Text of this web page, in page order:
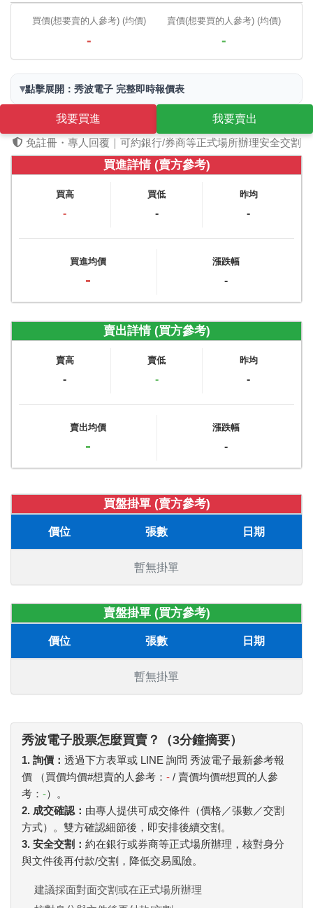
買價(想要賣的人參考) (均價)
-
賣價(想要買的人參考) (均價)
-
▾點擊展開：秀波電子 完整即時報價表
我要買進
我要賣出
免註冊・專人回覆｜可約銀行/券商等正式場所辦理安全交割
買進詳情 (賣方參考)
買高
-
買低
-
昨均
-
買進均價
-
漲跌幅
-
賣出詳情 (買方參考)
賣高
-
賣低
-
昨均
-
賣出均價
-
漲跌幅
-
買盤掛單 (賣方參考)
價位 張數 日期
暫無掛單
賣盤掛單 (買方參考)
價位 張數 日期
暫無掛單
秀波電子股票怎麼買賣？（3分鐘摘要）
1. 詢價： 透過下方表單或 LINE 詢問 秀波電子最新參考報
價 （買價均價#想賣的人參考： - / 賣價均價#想買的人參
考： -）。
2. 成交確認： 由專人提供可成交條件（價格／張數／交割
方式）。雙方確認細節後，即安排後續交割。
3. 安全交割： 約在銀行或券商等正式場所辦理，核對身分
與文件後再付款/交割，降低交易風險。
建議採面對面交割或在正式場所辦理